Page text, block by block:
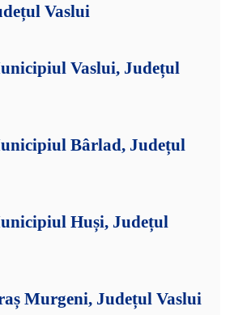
Vaslui
Vaslui, Județul
Bârlad, Județul
Huși, Județul
Murgeni, Județul Vaslui